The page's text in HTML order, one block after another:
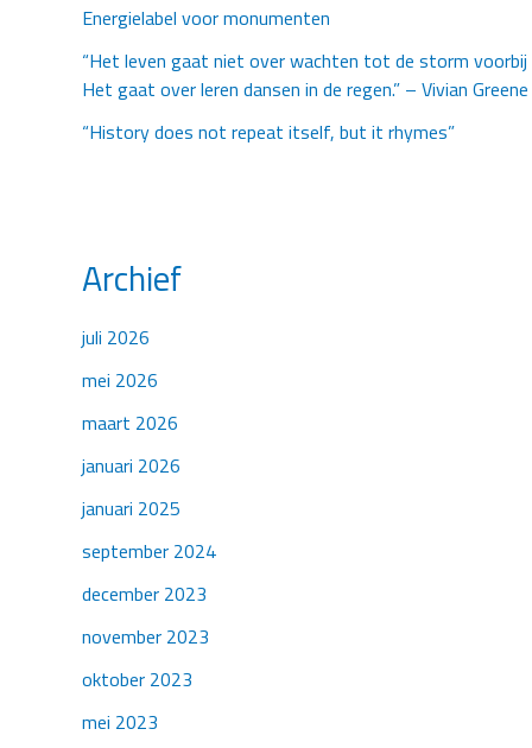
Energielabel voor monumenten
“Het leven gaat niet over wachten tot de storm voorbij
Het gaat over leren dansen in de regen.” – Vivian Greene
“History does not repeat itself, but it rhymes”
Archief
juli 2026
mei 2026
maart 2026
januari 2026
januari 2025
september 2024
december 2023
november 2023
oktober 2023
mei 2023